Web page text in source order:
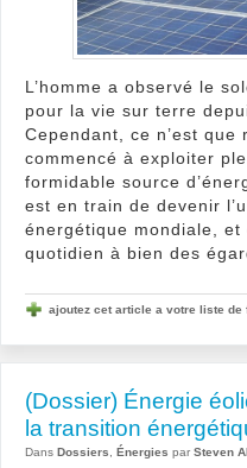
L’homme a observé le
pour la vie sur terre
Cependant, ce n’est que
commencé à exploiter
formidable source
est en train de devenir
énergétique mondiale,
quotidien à bien des
ajoutez cet article a votre liste de
(Dossier) Énergie
la transition
Dans Dossiers, Énergies par Steven